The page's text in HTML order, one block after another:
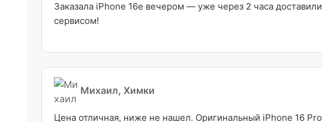
Заказала iPhone 16e вечером — уже через 2 часа
сервисом!
Михаил, Химки
Цена отличная, ниже не нашел. Оригинальный iPhone 16